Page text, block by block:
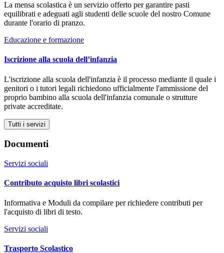
La mensa scolastica è un servizio offerto per garantire pasti
equilibrati e adeguati agli studenti delle scuole del nostro Comune
durante l'orario di pranzo.
Educazione e formazione
Iscrizione alla scuola dell’infanzia
L'iscrizione alla scuola dell'infanzia è il processo mediante il quale i
genitori o i tutori legali richiedono ufficialmente l'ammissione del
proprio bambino alla scuola dell'infanzia comunale o strutture
private accreditate.
Tutti i servizi
Documenti
Servizi sociali
Contributo acquisto libri scolastici
Informativa e Moduli da compilare per richiedere contributi per
l'acquisto di libri di testo.
Servizi sociali
Trasporto Scolastico